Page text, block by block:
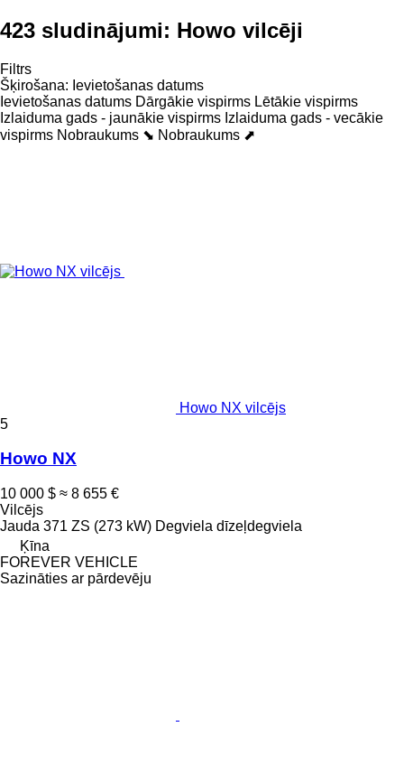
423 sludinājumi: Howo vilcēji
Filtrs
Šķirošana: Ievietošanas datums
Ievietošanas datums Dārgākie vispirms Lētākie vispirms
Izlaiduma gads - jaunākie vispirms Izlaiduma gads - vecākie
vispirms Nobraukums ⬊ Nobraukums ⬈
Howo NX vilcējs
5
Howo NX
10 000 $ ≈ 8 655 €
Vilcējs
Jauda 371 ZS (273 kW) Degviela dīzeļdegviela
Ķīna
FOREVER VEHICLE
Sazināties ar pārdevēju